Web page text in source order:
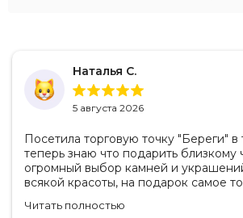
Наталья С.
5 августа 2026
Посетила торговую точку "Береги" в тц Талер и
теперь знаю что подарить близкому
огромный выбор камней и
всякой красоты, на подарок самое
Продавцы-консультанты
Читать полностью